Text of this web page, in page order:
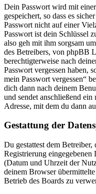
Dein Passwort wird mit
gespeichert, so dass es
Passwort nicht auf einer
Passwort ist dein Schlüssel
also geh mit ihm sorgsam
des Betreibers, von phpBB
berechtigterweise nach
Passwort vergessen haben,
mein Passwort vergessen“
dich dann nach deinem
und sendet anschließend ein
Adresse, mit dem du dann
Gestattung der
Du gestattest dem
Registrierung
(Datum und Uhrzeit der
deinem Browser
Betrieb des Boards zu